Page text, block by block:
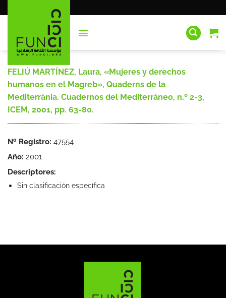
al
FELIÚ MARTÍNEZ, Laura, «Mujeres y derechos
humanos en el Magreb», Quaderns de la
Mediterrània. Cuadernos del Mediterráneo, n.º 2-3,
ICEM, 2001, pp. 63-80.
Nº Registro: 47554
Año: 2001
Descriptores:
Sin clasificación específica